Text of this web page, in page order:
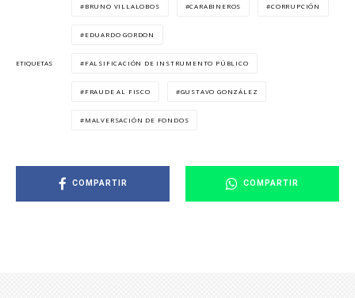
ETIQUETAS
BRUNO VILLALOBOS CARABINEROS CORRUPCIÓN
EDUARDO GORDON
FALSIFICACIÓN DE INSTRUMENTO PÚBLICO
FRAUDE AL FISCO GUSTAVO GONZÁLEZ
MALVERSACIÓN DE FONDOS
COMPARTIR COMPARTIR